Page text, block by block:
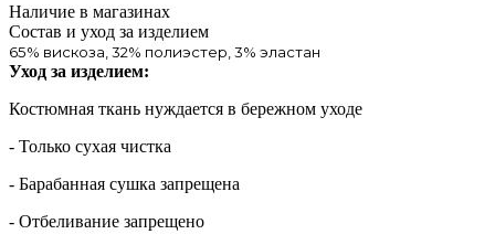
Наличие в магазинах
Состав и уход за изделием
65% вискоза, 32% полиэстер, 3% эластан
Уход за изделием:
Костюмная ткань нуждается в бережном уходе
- Только сухая чистка
- Барабанная сушка запрещена
- Отбеливание запрещено